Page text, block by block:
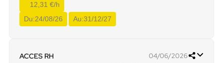
12,31 €/h
Du:24/08/26 Au:31/12/27
ACCES RH 04/06/2026